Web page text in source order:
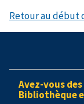
Retour au début
Avez-vous
Bibliothèque